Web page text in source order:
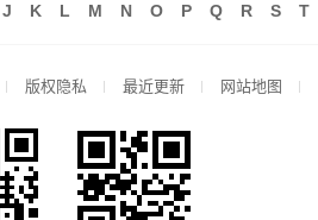
J K L M N O P Q R S T
版权隐私 最近更新 网站地图